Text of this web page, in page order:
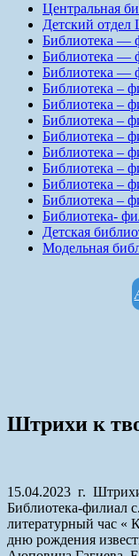
Центральная
Детский отдел
Библиотека —
Библиотека —
Библиотека —
Библиотека –
Библиотека –
Библиотека –
Библиотека –
Библиотека –
Библиотека –
Библиотека –
Библиотека –
Библиотека-
Детская
Модельная
Штрихи к
15.04.2023 г. Штрихи
Библиотека-филиал
литературный час «
дню рождения